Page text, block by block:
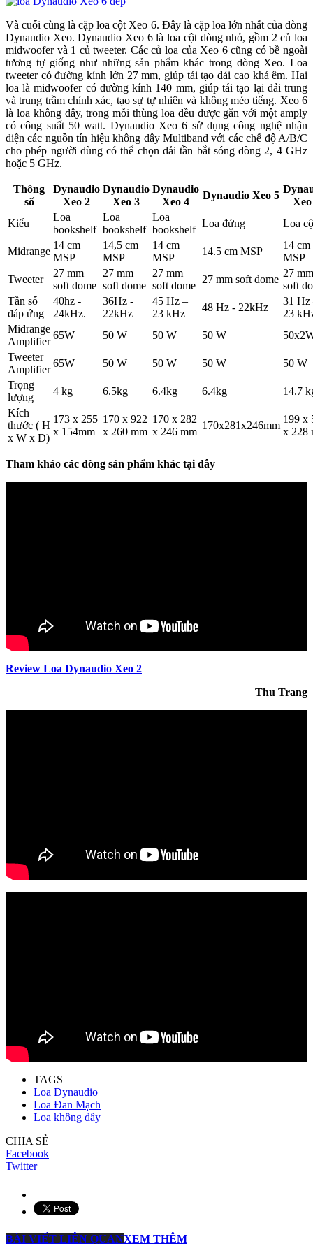
Và cuối cùng là cặp loa cột Xeo 6. Đây là cặp loa lớn nhất của dòng
Dynaudio Xeo. Dynaudio Xeo 6 là loa cột dòng nhỏ, gồm 2 củ loa
midwoofer và 1 củ tweeter. Các củ loa của Xeo 6 cũng có bề ngoài
tương tự giống như những sản phẩm khác trong dòng Xeo. Loa
tweeter có đường kính lớn 27 mm, giúp tái tạo dải cao khá êm. Hai
loa là midwoofer có đường kính 140 mm, giúp tái tạo lại dải trung
và trung trầm chính xác, tạo sự tự nhiên và không méo tiếng. Xeo 6
là loa không dây, trong mỗi thùng loa đều được gắn với một amply
có công suất 50 watt. Dynaudio Xeo 6 sử dụng công nghệ nhận
diện các nguồn tín hiệu không dây Multiband với các chế độ A/B/C
cho phép người dùng có thể chọn dải tần bắt sóng dòng 2, 4 GHz
hoặc 5 GHz.
Thông
số
Dynaudio
Xeo 2
Dynaudio
Xeo 3
Dynaudio
Xeo 4
Dynaudio Xeo 5
Kiểu
Loa
bookshelf
Loa
bookshelf
Loa
bookshelf
Loa đứng Loa
Midrange
14 cm
MSP
14,5 cm
MSP
14 cm
MSP
14.5 cm MSP
14 cm
MSP
Tweeter
27 mm
soft dome
27 mm
soft dome
27 mm
soft dome
27 mm soft dome
27 mm
soft
Tần số
đáp ứng
40hz -
24kHz.
36Hz -
22kHz
45 Hz –
23 kHz
48 Hz - 22kHz
31 Hz
23
Midrange
Amplifier
65W 50 W 50 W 50 W
Tweeter
Amplifier
65W 50 W 50 W 50 W
50 W
Trọng
lượng
4 kg 6.5kg 6.4kg 6.4kg
14.7
Kích
thước ( H
x W x D)
173 x 255
x 154mm
170 x 922
x 260 mm
170 x 282
x 246 mm
170x281x246mm
199 x
x 228
Tham khảo các dòng sản phẩm khác tại đây
Review Loa Dynaudio Xeo 2
Thu Trang
TAGS
Loa Dynaudio
Loa Đan Mạch
Loa không dây
CHIA SẺ
Facebook
Twitter
BÀI VIẾT LIÊN QUANXEM THÊM